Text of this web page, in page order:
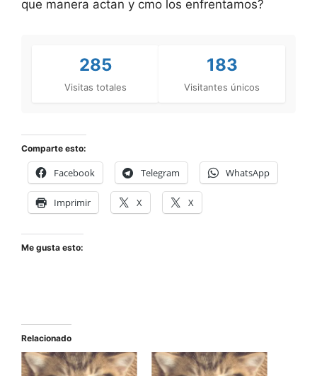
que manera actan y cmo los enfrentamos?
285
Visitas totales
183
Visitantes únicos
Comparte esto:
Facebook Telegram WhatsApp
Imprimir X X
Me gusta esto:
Relacionado